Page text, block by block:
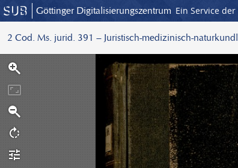
Göttinger Digitalisierungszentrum Ein Service
2 Cod. Ms. jurid. 391 – Juristisch-medizinisch-